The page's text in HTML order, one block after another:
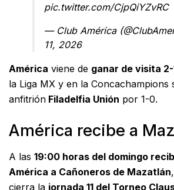
pic.twitter.com/CjpQiYZvRC
— Club América
11, 2026
América viene de ganar de visita
la Liga MX y en la Concachampions
anfitrión Filadelfia Unión por 1-0.
América recibe a
A las 19:00 horas del domingo
América a Cañoneros de Mazatlán
cierra la jornada 11 del Torneo